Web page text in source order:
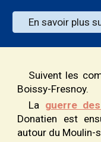
En savoir plus
Suivent les
Boissy-Fresnoy.
La guerre
Donatien est
autour du Moulin-